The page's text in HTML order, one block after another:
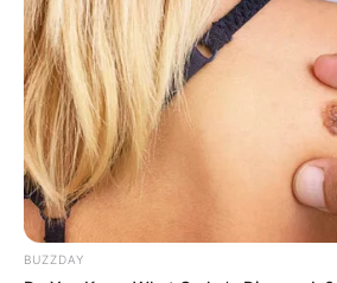
ΣΠΑΜΕ ΤΟ ΜΑΤΡΙΞ – ΤΟ ΒΙΒΛΙΟ
BUZZDAY